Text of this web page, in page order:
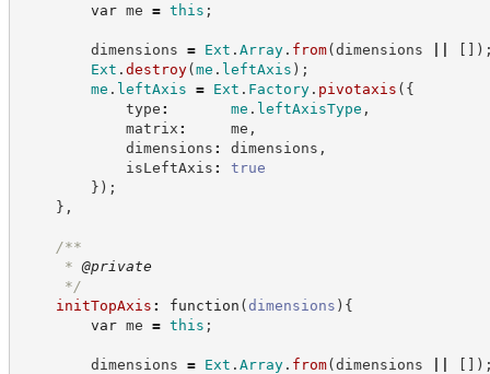
var me = this ;
dimensions = Ext . Array. from(dimensions [ ] )
Ext . destroy(me . leftAxis ) ;
me . leftAxis = Ext . Factory. pivotaxis ( {
type : me . leftAxisType ,
matrix : me ,
dimensions : dimensions ,
isLeftAxis :
true
} ) ;
} ,
/**
* @private
*/
initTopAxis : function (dimensions ) {
var me = this ;
dimensions = Ext . Array. from(dimensions [ ] )